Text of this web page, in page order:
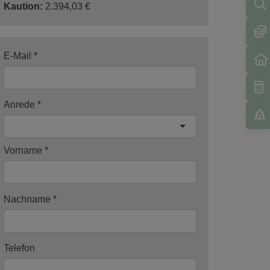
Kaution: 2.394,03 €
E-Mail
Anrede
Vorname
Nachname
Telefon